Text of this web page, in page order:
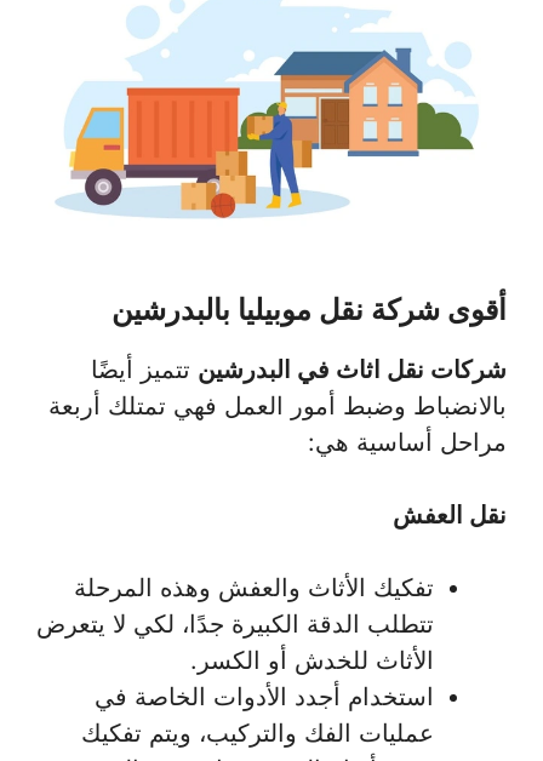
أقوى شركة نقل موبيليا بالبدرشين
شركات نقل اثاث في البدرشين تتميز أيضًا
بالانضباط وضبط أمور العمل فهي تمتلك أربعة
مراحل أساسية هي:
نقل العفش
تفكيك الأثاث والعفش وهذه المرحلة
تتطلب الدقة الكبيرة جدًا، لكي لا يتعرض
الأثاث للخدش أو الكسر.
استخدام أجدد الأدوات الخاصة في
عمليات الفك والتركيب، ويتم تفكيك